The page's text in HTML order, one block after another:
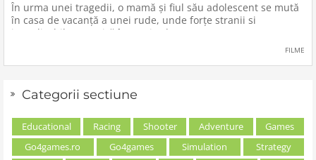
În urma unei tragedii, o mamă şi fiul său adolescent se mută
în casa de vacanţă a unei rude, unde forţe stranii si
inexplicabile conspiră împotriva lor.
FILME
Categorii sectiune
Educational Racing Shooter Adventure
Games
Go4games.ro
Go4games Simulation
Strategy